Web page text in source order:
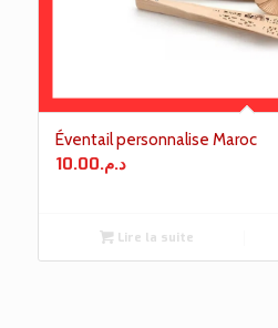
Éventail personnalise Maroc
د.م.10.00
Lire la suite